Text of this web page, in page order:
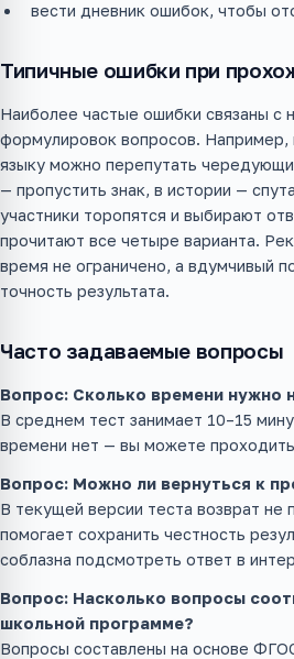
вести дневник ошибок, чтобы
Типичные ошибки при
Наиболее частые ошибки связаны с
формулировок вопросов. Например,
языку можно перепутать
— пропустить знак, в истории —
участники торопятся и выбирают
прочитают все четыре варианта.
время не ограничено, а вдумчивый
точность результата.
Часто задаваемые вопросы
Вопрос: Сколько времени нужно
В среднем тест занимает 10–15
времени нет — вы можете
Вопрос: Можно ли вернуться к
В текущей версии теста возврат не
помогает сохранить честность
соблазна подсмотреть ответ в
Вопрос: Насколько вопросы
школьной программе?
Вопросы составлены на основе